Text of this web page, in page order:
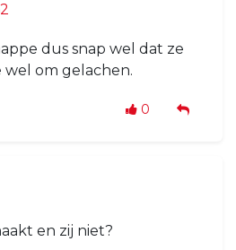
dus snap wel dat ze
wel om gelachen.
0
en zij niet?